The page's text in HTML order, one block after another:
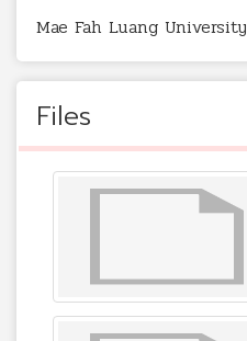
Mae Fah Luang University
Files